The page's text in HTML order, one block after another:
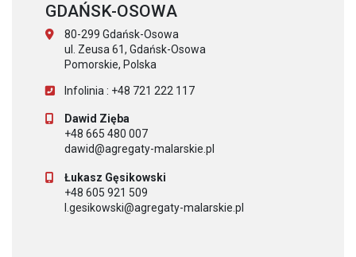
GDAŃSK-OSOWA
80-299 Gdańsk-Osowa
ul. Zeusa 61, Gdańsk-Osowa
Pomorskie, Polska
Infolinia : +48 721 222 117
Dawid Zięba
+48 665 480 007
dawid@agregaty-malarskie.pl
Łukasz Gęsikowski
+48 605 921 509
l.gesikowski@agregaty-malarskie.pl